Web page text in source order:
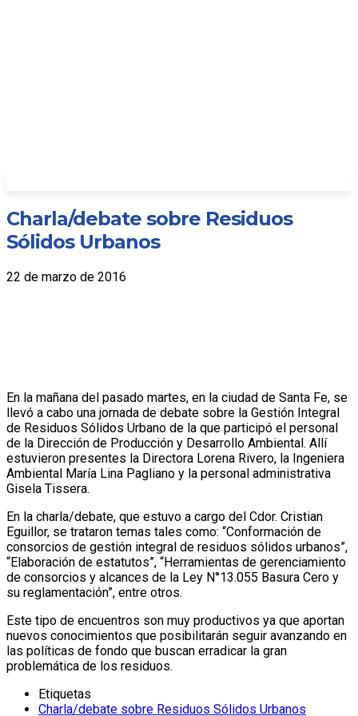
Charla/debate sobre Residuos
Sólidos Urbanos
22 de marzo de 2016
En la mañana del pasado martes, en la ciudad de Santa Fe, se
llevó a cabo una jornada de debate sobre la Gestión Integral
de Residuos Sólidos Urbano de la que participó el personal
de la Dirección de Producción y Desarrollo Ambiental. Allí
estuvieron presentes la Directora Lorena Rivero, la Ingeniera
Ambiental María Lina Pagliano y la personal administrativa
Gisela Tissera.
En la charla/debate, que estuvo a cargo del Cdor. Cristian
Eguillor, se trataron temas tales como: “Conformación de
consorcios de gestión integral de residuos sólidos urbanos”,
“Elaboración de estatutos”, “Herramientas de gerenciamiento
de consorcios y alcances de la Ley N°13.055 Basura Cero y
su reglamentación”, entre otros.
Este tipo de encuentros son muy productivos ya que aportan
nuevos conocimientos que posibilitarán seguir avanzando en
las políticas de fondo que buscan erradicar la gran
problemática de los residuos.
Etiquetas
Charla/debate sobre Residuos Sólidos Urbanos